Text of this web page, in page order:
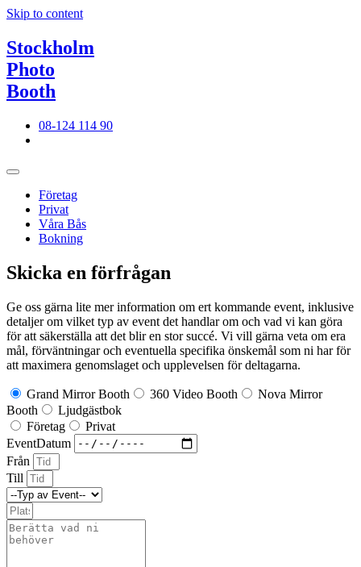
Skip to content
Stockholm
Photo
Booth
08-124 114 90
Företag
Privat
Våra Bås
Bokning
Skicka en förfrågan
Ge oss gärna lite mer information om ert kommande event, inklusive
detaljer om vilket typ av event det handlar om och vad vi kan göra
för att säkerställa att det blir en stor succé. Vi vill gärna veta om era
mål, förväntningar och eventuella specifika önskemål som ni har för
att maximera genomslaget och upplevelsen för deltagarna.
Grand Mirror Booth 360 Video Booth
Nova Mirror
Booth
Ljudgästbok
Företag
Privat
EventDatum
Från
Till